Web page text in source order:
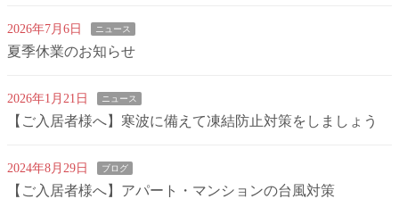
2026年7月6日 ニュース
夏季休業のお知らせ
2026年1月21日 ニュース
【ご入居者様へ】寒波に備えて凍結防止対策をしましょう
2024年8月29日 ブログ
【ご入居者様へ】アパート・マンションの台風対策